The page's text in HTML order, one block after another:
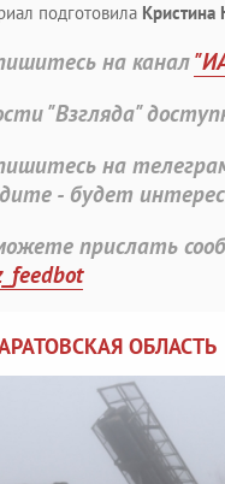
подготовила Кристина
на канал
"Взгляда"
на
- будет
прислать
ОБЛАСТЬ